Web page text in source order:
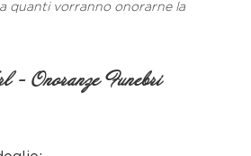
quanti vorranno onorarne la
Onoranze Funebri